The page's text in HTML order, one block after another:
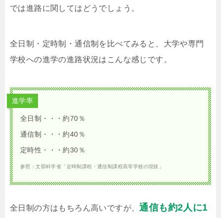
では進路に関してはどうでしょう。
全日制・定時制・通信制を比べてみると、大学や専門
学校への進学の進路状況はこんな感じです。
進学率
全日制・・・約70％
通信制・・・約40％
定時性・・・約30％
参照：文部科学省「定時制課程・通信制課程高等学校の現状」
全日制の方はもちろん高いですが、通信も約2人に1